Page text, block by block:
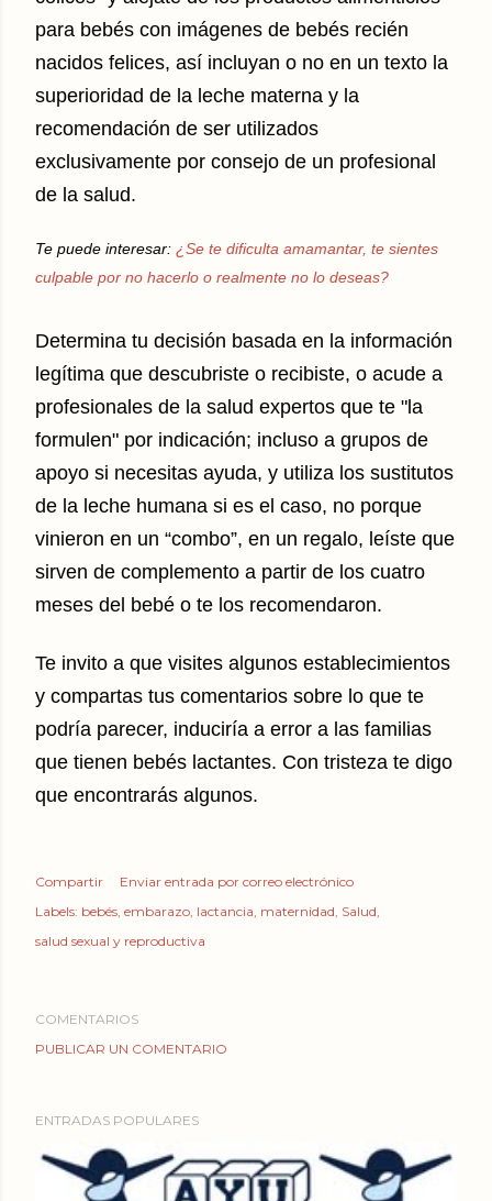
para bebés con imágenes de bebés recién
nacidos felices, así incluyan o no en un texto la
superioridad de la leche materna y la
recomendación de ser utilizados
exclusivamente por consejo de un profesional
de la salud.
Te puede interesar: ¿Se te dificulta amamantar, te sientes
culpable por no hacerlo o realmente no lo deseas?
Determina tu decisión basada en la información
legítima que descubriste o recibiste, o acude a
profesionales de la salud expertos que te "la
formulen" por indicación; incluso a grupos de
apoyo si necesitas ayuda, y utiliza los sustitutos
de la leche humana si es el caso, no porque
vinieron en un “combo”, en un regalo, leíste que
sirven de complemento a partir de los cuatro
meses del bebé o te los recomendaron.
Te invito a que visites algunos establecimientos
y compartas tus comentarios sobre lo que te
podría parecer, induciría a error a las familias
que tienen bebés lactantes. Con tristeza te digo
que encontrarás algunos.
Compartir
Enviar entrada por correo electrónico
Labels: bebés embarazo lactancia maternidad Salud
salud sexual y reproductiva
COMENTARIOS
PUBLICAR UN COMENTARIO
ENTRADAS POPULARES